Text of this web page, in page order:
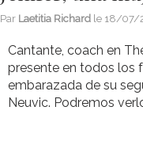
Par Laetitia Richard le 18/07/
Cantante, coach en
presente en todos los
embarazada de su
Neuvic. Podremos